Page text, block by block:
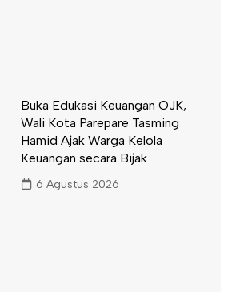
Buka Edukasi Keuangan OJK,
Wali Kota Parepare Tasming
Hamid Ajak Warga Kelola
Keuangan secara Bijak
6 Agustus 2026